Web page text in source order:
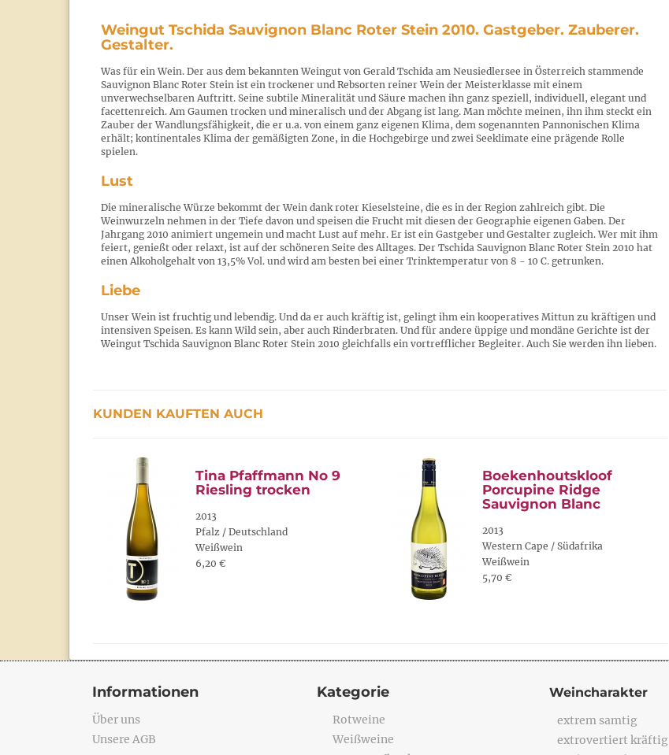
Weingut Tschida Sauvignon Blanc Roter Stein 2010. Gastgeber. Zauberer.
Gestalter.
Was für ein Wein. Der aus dem bekannten Weingut von Gerald Tschida am Neusiedlersee in Österreich stammende
Sauvignon Blanc Roter Stein ist ein trockener und Rebsorten reiner Wein der Meisterklasse mit einem
unverwechselbaren Auftritt. Seine subtile Mineralität und Säure machen ihn ganz speziell, individuell, elegant und
facettenreich. Am Gaumen trocken und mineralisch und der Abgang ist lang. Man möchte meinen, ihn ihm steckt ein
Zauber der Wandlungsfähigkeit, die er u.a. von einem ganz eigenen Klima, dem sogenannten Pannonischen Klima
erhält; kontinentales Klima der gemäßigten Zone, in die Hochgebirge und zwei Seeklimate eine prägende Rolle
spielen.
Lust
Die mineralische Würze bekommt der Wein dank roter Kieselsteine, die es in der Region zahlreich gibt. Die
Weinwurzeln nehmen in der Tiefe davon und speisen die Frucht mit diesen der Geographie eigenen Gaben. Der
Jahrgang 2010 animiert ungemein und macht Lust auf mehr. Er ist ein Gastgeber und Gestalter zugleich. Wer mit ihm
feiert, genießt oder relaxt, ist auf der schöneren Seite des Alltages. Der Tschida Sauvignon Blanc Roter Stein 2010 hat
einen Alkoholgehalt von 13,5% Vol. und wird am besten bei einer Trinktemperatur von 8 - 10 C. getrunken.
Liebe
Unser Wein ist fruchtig und lebendig. Und da er auch kräftig ist, gelingt ihm ein kooperatives Mittun zu kräftigen und
intensiven Speisen. Es kann Wild sein, aber auch Rinderbraten. Und für andere üppige und mondäne Gerichte ist der
Weingut Tschida Sauvignon Blanc Roter Stein 2010 gleichfalls ein vortrefflicher Begleiter. Auch Sie werden ihn lieben.
KUNDEN KAUFTEN AUCH
Tina Pfaffmann No 9
Riesling trocken
2013
Pfalz / Deutschland
Weißwein
6,20 €
Boekenhoutskloof
Porcupine Ridge
Sauvignon Blanc
2013
Western Cape / Südafrika
Weißwein
5,70 €
Informationen
Über uns
Unsere AGB
Kategorie
Rotweine
Weißweine
Weincharakter
extrem samtig
extrovertiert kräftig